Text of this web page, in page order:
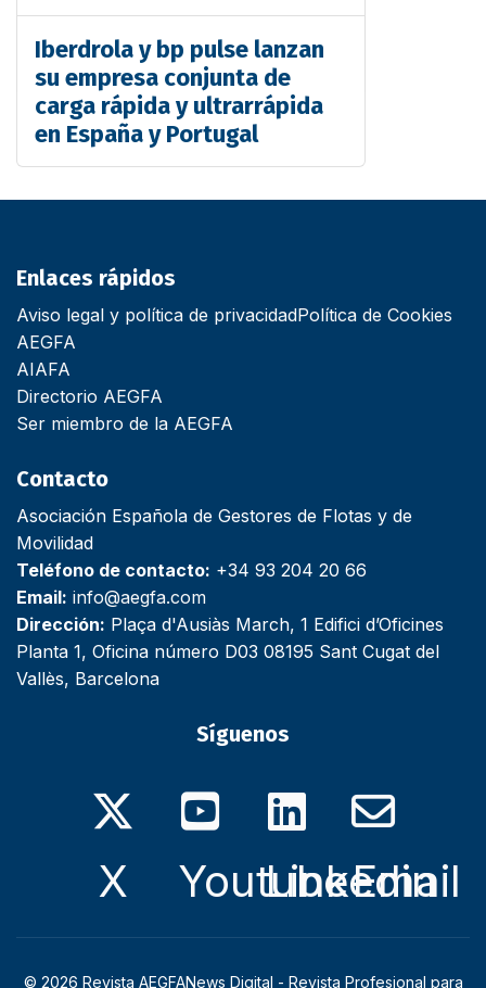
Iberdrola y bp pulse lanzan
su empresa conjunta de
carga rápida y ultrarrápida
en España y Portugal
Enlaces rápidos
Aviso legal y política de privacidadPolítica de Cookies
AEGFA
AIAFA
Directorio AEGFA
Ser miembro de la AEGFA
Contacto
Asociación Española de Gestores de Flotas y de
Movilidad
Teléfono de contacto: +34 93 204 20 66
Email: info@aegfa.com
Dirección: Plaça d'Ausiàs March, 1 Edifici d’Oficines
Planta 1, Oficina número D03 08195 Sant Cugat del
Vallès, Barcelona
Síguenos
X YoutubeLinkedin
Email
© 2026 Revista AEGFANews Digital - Revista Profesional para